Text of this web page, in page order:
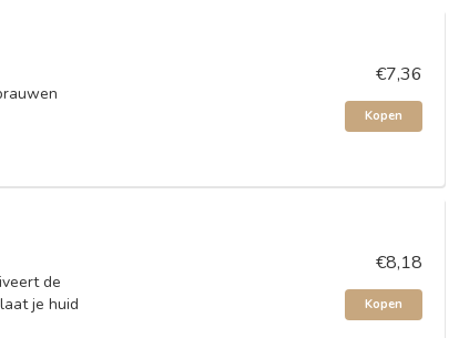
€7,36
Kopen
de
je huid
€8,18
Kopen